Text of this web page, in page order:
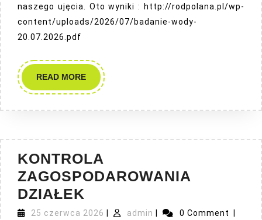
naszego ujęcia. Oto wyniki : http://rodpolana.pl/wp-
content/uploads/2026/07/badanie-wody-
20.07.2026.pdf
READ MOREREAD
MORE
KONTROLA
ZAGOSPODAROWANIA
DZIAŁEK
ZAGOSPODAROWANIA
25 czerwca 2026 25
admin admin 0 Comment